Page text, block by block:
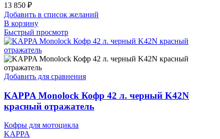
13 850 ₽
Добавить в список желаний
В корзину
Быстрый просмотр
Добавить для сравнения
KAPPA Monolock Кофр 42 л. черный K42N
красный отражатель
Кофры для мотоцикла
KAPPA